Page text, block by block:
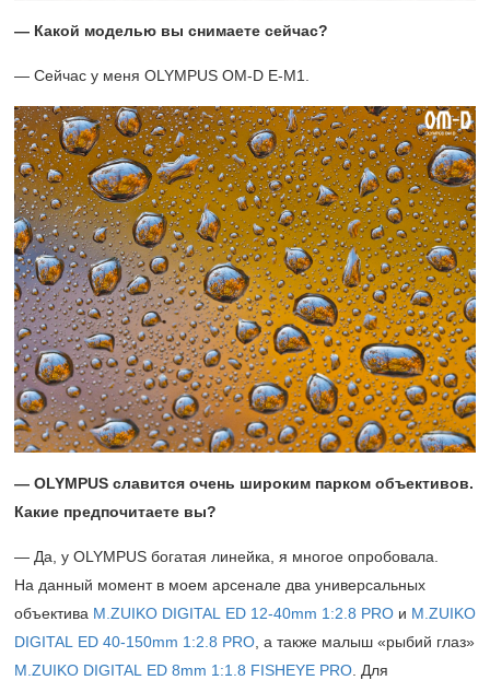
— Какой моделью вы снимаете сейчас?
— Сейчас у меня OLYMPUS OM-D E-M1.
— OLYMPUS славится очень широким парком объективов.
Какие предпочитаете вы?
— Да, у OLYMPUS богатая линейка, я многое опробовала.
На данный момент в моем арсенале два универсальных
объектива M.ZUIKO DIGITAL ED 12‑40mm 1:2.8 PRO и M.ZUIKO
DIGITAL ED 40‑150mm 1:2.8 PRO , а также малыш «рыбий глаз»
M.ZUIKO DIGITAL ED 8mm 1:1.8 FISHEYE PRO . Для